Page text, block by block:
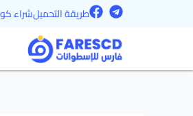
طريقة التحميلشراء T
e
l
e
g
r
F
a
c
e
b
o